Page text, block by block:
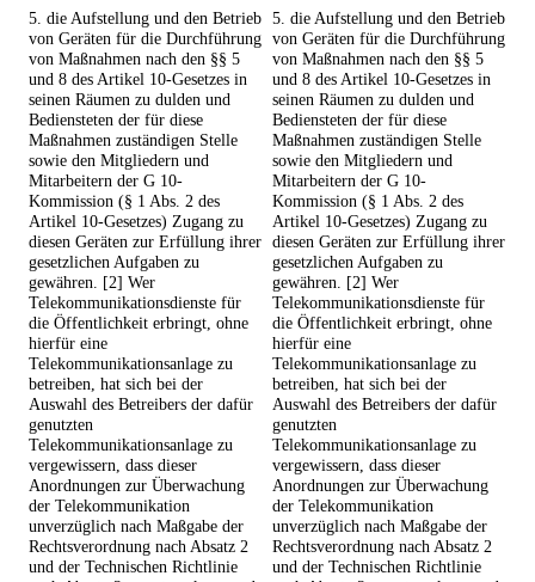
5. die Aufstellung und den Betrieb
von Geräten für die Durchführung
von Maßnahmen nach den §§ 5
und 8 des Artikel 10-Gesetzes in
seinen Räumen zu dulden und
Bediensteten der für diese
Maßnahmen zuständigen Stelle
sowie den Mitgliedern und
Mitarbeitern der G 10-
Kommission (§ 1 Abs. 2 des
Artikel 10-Gesetzes) Zugang zu
diesen Geräten zur Erfüllung ihrer
gesetzlichen Aufgaben zu
gewähren. [2] Wer
Telekommunikationsdienste für
die Öffentlichkeit erbringt, ohne
hierfür eine
Telekommunikationsanlage zu
betreiben, hat sich bei der
Auswahl des Betreibers der dafür
genutzten
Telekommunikationsanlage zu
vergewissern, dass dieser
Anordnungen zur Überwachung
der Telekommunikation
unverzüglich nach Maßgabe der
Rechtsverordnung nach Absatz 2
und der Technischen Richtlinie
5. die Aufstellung und den Betrieb
von Geräten für die Durchführung
von Maßnahmen nach den §§ 5
und 8 des Artikel 10-Gesetzes in
seinen Räumen zu dulden und
Bediensteten der für diese
Maßnahmen zuständigen Stelle
sowie den Mitgliedern und
Mitarbeitern der G 10-
Kommission (§ 1 Abs. 2 des
Artikel 10-Gesetzes) Zugang zu
diesen Geräten zur Erfüllung ihrer
gesetzlichen Aufgaben zu
gewähren. [2] Wer
Telekommunikationsdienste für
die Öffentlichkeit erbringt, ohne
hierfür eine
Telekommunikationsanlage zu
betreiben, hat sich bei der
Auswahl des Betreibers der dafür
genutzten
Telekommunikationsanlage zu
vergewissern, dass dieser
Anordnungen zur Überwachung
der Telekommunikation
unverzüglich nach Maßgabe der
Rechtsverordnung nach Absatz 2
und der Technischen Richtlinie